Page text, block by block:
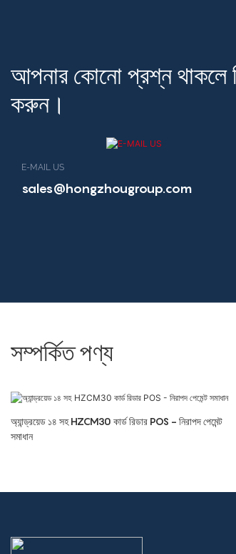
আপনার কোনো প্রশ্ন থাকলে
করুন।
E-MAIL US
sales@hongzhougroup.com
সম্পর্কিত পণ্য
অ্যান্ড্রয়েড ১৪ সহ HZCM30 কার্ড রিডার POS - নিরাপদ পেমেন্ট
সমাধান